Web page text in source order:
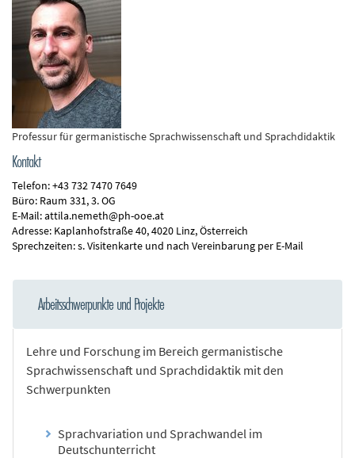
Professur für germanistische Sprachwissenschaft und Sprachdidaktik
Kontakt
Telefon:+43 732 7470 7649
Büro: Raum 331, 3. OG
E-Mail:attila.nemeth@ph-ooe.at
Adresse: Kaplanhofstraße 40, 4020 Linz, Österreich
Sprechzeiten:s. Visitenkarte und nach Vereinbarung per E-Mail
Arbeitsschwerpunkte und Projekte
Lehre und Forschung im Bereich germanistische
Sprachwissenschaft und Sprachdidaktik mit den
Schwerpunkten
Sprachvariation und Sprachwandel im
Deutschunterricht